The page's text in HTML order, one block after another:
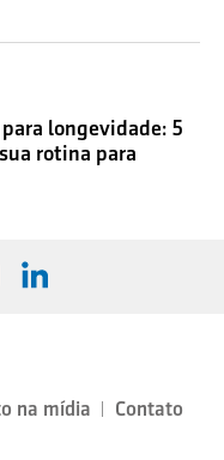
longevidade: 5
rotina para
na mídia
Contato